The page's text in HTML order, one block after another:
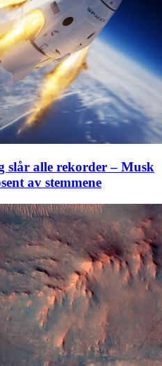
slår alle rekorder – Musk
av stemmene